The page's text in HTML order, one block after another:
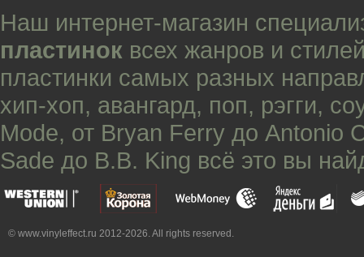
Наш интернет-магазин
пластинок всех жанров и
пластинки самых разных
хип-хоп, авангард, поп, рэгги,
Mode, от Bryan Ferry до Antonio
Sade до B.B. King всё это вы
© www.vinyleffect.ru 2012-2026. All rights reserved.